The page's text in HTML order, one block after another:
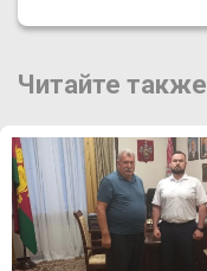
Читайте также